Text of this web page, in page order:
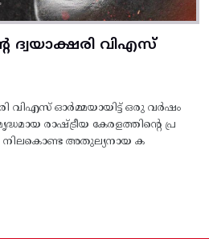
ദ്വയാക്ഷരി വിഎസ്
വിഎസ് ഓർമ്മയായിട്ട് ഒരു വർഷം
രാഷ്ട്രീയ കേരളത്തിന്റെ പ്ര
നിലകൊണ്ട അതുല്യനായ ക